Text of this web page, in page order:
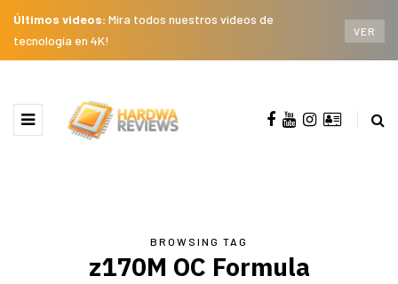
Últimos videos: Mira todos nuestros videos de
tecnología en 4K!
VER
BROWSING TAG
z170M OC Formula